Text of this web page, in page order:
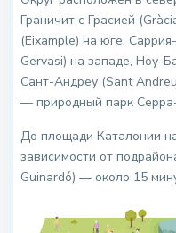
Граничит с Грасией
(Eixample) на юге,
Gervasi) на западе, Ноу-
Сант-Андреу (Sant
— природный парк
До площади Каталонии
зависимости от
Guinardó) — около 15